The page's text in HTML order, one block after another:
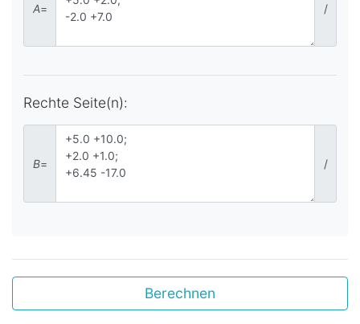
A= /
Rechte Seite(n):
B= /
Berechnen